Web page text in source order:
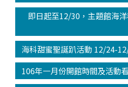
即日起至12/30，主題館海
海科甜蜜聖誕趴活動 12/24-
106年一月份開館時間及活動